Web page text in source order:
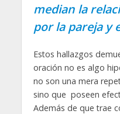
median la
por la pareja y
Estos hallazgos
oración no es algo
no son una mera
sino que poseen
Además de que trae